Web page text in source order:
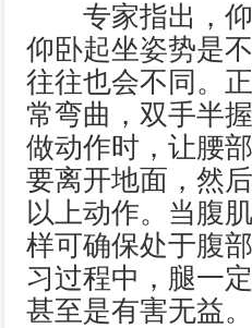
专家指出，仰
仰卧起坐姿势是
往往也会不同。
常弯曲，双手半
做动作时，让腰
要离开地面，然
以上动作。当腹
样可确保处于腹
习过程中，腿一
甚至是有害无益。